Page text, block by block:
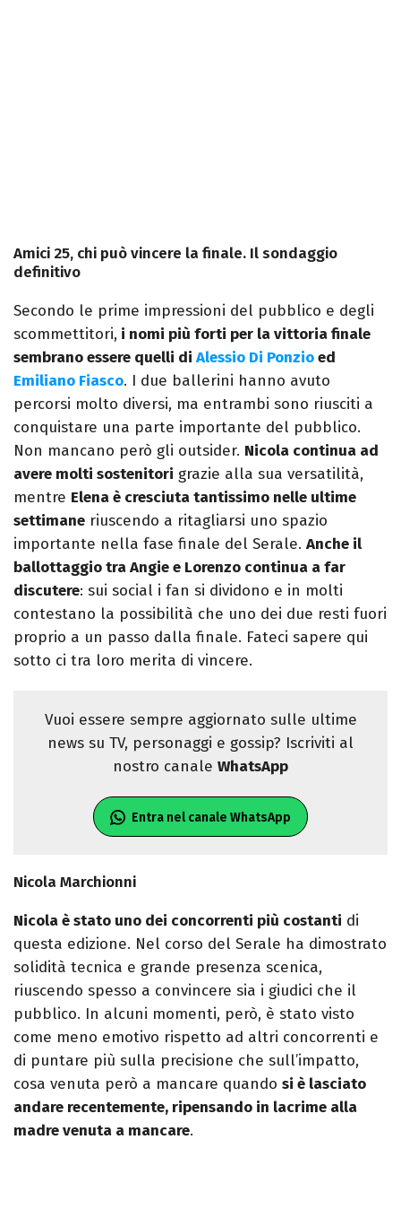
Amici 25, chi può vincere la finale. Il sondaggio
definitivo
Secondo le prime impressioni del pubblico e degli
scommettitori, i nomi più forti per la vittoria finale
sembrano essere quelli di Alessio Di Ponzioed
Emiliano Fiasco. I due ballerini hanno avuto
percorsi molto diversi, ma entrambi sono riusciti a
conquistare una parte importante del pubblico.
Non mancano però gli outsider. Nicola continua ad
avere molti sostenitori grazie alla sua versatilità,
mentre Elena è cresciuta tantissimo nelle ultime
settimane riuscendo a ritagliarsi uno spazio
importante nella fase finale del Serale. Anche il
ballottaggio tra Angie e Lorenzo continua a far
discutere: sui social i fan si dividono e in molti
contestano la possibilità che uno dei due resti fuori
proprio a un passo dalla finale. Fateci sapere qui
sotto ci tra loro merita di vincere.
Vuoi essere sempre aggiornato sulle ultime
news su TV, personaggi e gossip? Iscriviti al
nostro canale WhatsApp
Entra nel canale WhatsApp
Nicola Marchionni
Nicola è stato uno dei concorrenti più costanti di
questa edizione. Nel corso del Serale ha dimostrato
solidità tecnica e grande presenza scenica,
riuscendo spesso a convincere sia i giudici che il
pubblico. In alcuni momenti, però, è stato visto
come meno emotivo rispetto ad altri concorrenti e
di puntare più sulla precisione che sull’impatto,
cosa venuta però a mancare quando si è lasciato
andare recentemente, ripensando in lacrime alla
madre venuta a mancare.